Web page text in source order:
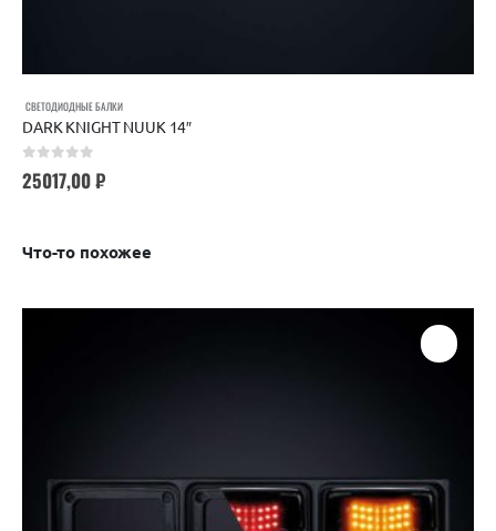
СВЕТОДИОДНЫЕ БАЛКИ
DARK KNIGHT NUUK 14″
25017,00₽
Что-то похожее